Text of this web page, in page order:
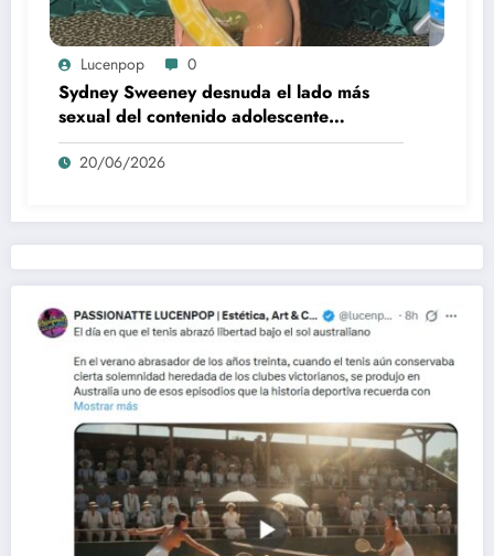
Lucenpop 0
Sydney Sweeney desnuda el lado más
sexual del contenido adolescente
(Euphoria, 2026)
20/06/2026